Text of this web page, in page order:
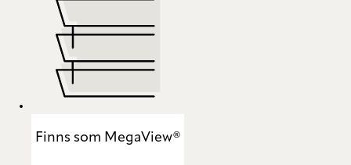
Finns som MegaView®